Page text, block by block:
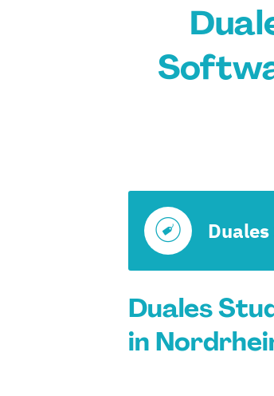
Duales
in